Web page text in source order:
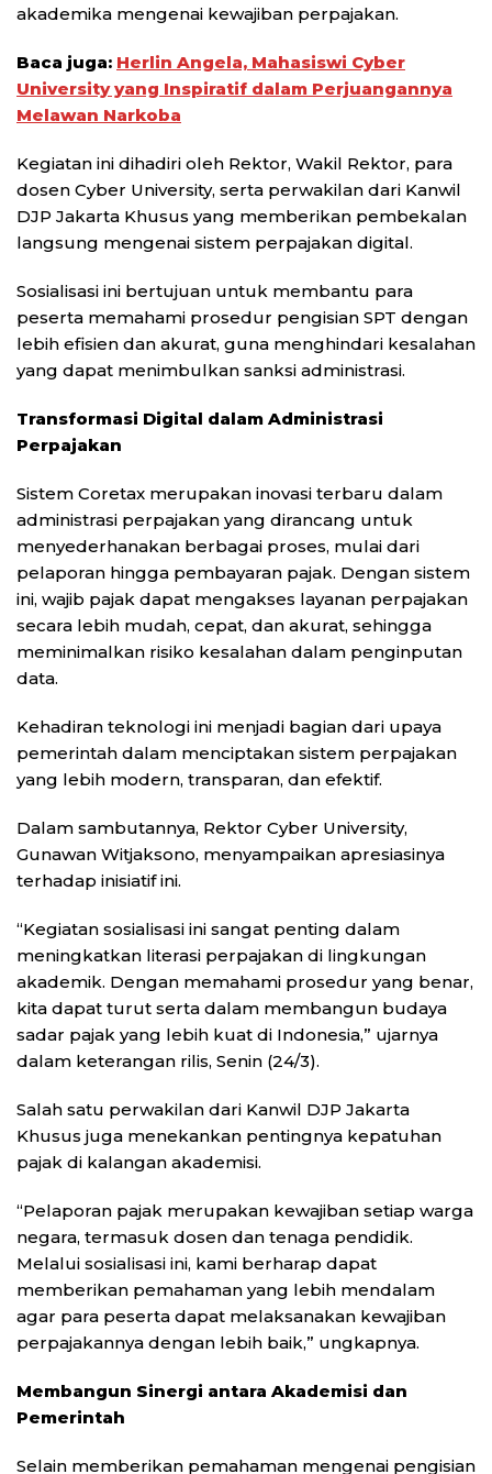
akademika mengenai kewajiban perpajakan.
Baca juga: Herlin Angela, Mahasiswi Cyber
University yang Inspiratif dalam Perjuangannya
Melawan Narkoba
Kegiatan ini dihadiri oleh Rektor, Wakil Rektor, para
dosen Cyber University, serta perwakilan dari Kanwil
DJP Jakarta Khusus yang memberikan pembekalan
langsung mengenai sistem perpajakan digital.
Sosialisasi ini bertujuan untuk membantu para
peserta memahami prosedur pengisian SPT dengan
lebih efisien dan akurat, guna menghindari kesalahan
yang dapat menimbulkan sanksi administrasi.
Transformasi Digital dalam Administrasi
Perpajakan
Sistem Coretax merupakan inovasi terbaru dalam
administrasi perpajakan yang dirancang untuk
menyederhanakan berbagai proses, mulai dari
pelaporan hingga pembayaran pajak. Dengan sistem
ini, wajib pajak dapat mengakses layanan perpajakan
secara lebih mudah, cepat, dan akurat, sehingga
meminimalkan risiko kesalahan dalam penginputan
data.
Kehadiran teknologi ini menjadi bagian dari upaya
pemerintah dalam menciptakan sistem perpajakan
yang lebih modern, transparan, dan efektif.
Dalam sambutannya, Rektor Cyber University,
Gunawan Witjaksono, menyampaikan apresiasinya
terhadap inisiatif ini.
“Kegiatan sosialisasi ini sangat penting dalam
meningkatkan literasi perpajakan di lingkungan
akademik. Dengan memahami prosedur yang benar,
kita dapat turut serta dalam membangun budaya
sadar pajak yang lebih kuat di Indonesia,” ujarnya
dalam keterangan rilis, Senin (24/3).
Salah satu perwakilan dari Kanwil DJP Jakarta
Khusus juga menekankan pentingnya kepatuhan
pajak di kalangan akademisi.
“Pelaporan pajak merupakan kewajiban setiap warga
negara, termasuk dosen dan tenaga pendidik.
Melalui sosialisasi ini, kami berharap dapat
memberikan pemahaman yang lebih mendalam
agar para peserta dapat melaksanakan kewajiban
perpajakannya dengan lebih baik,” ungkapnya.
Membangun Sinergi antara Akademisi dan
Pemerintah
Selain memberikan pemahaman mengenai pengisian